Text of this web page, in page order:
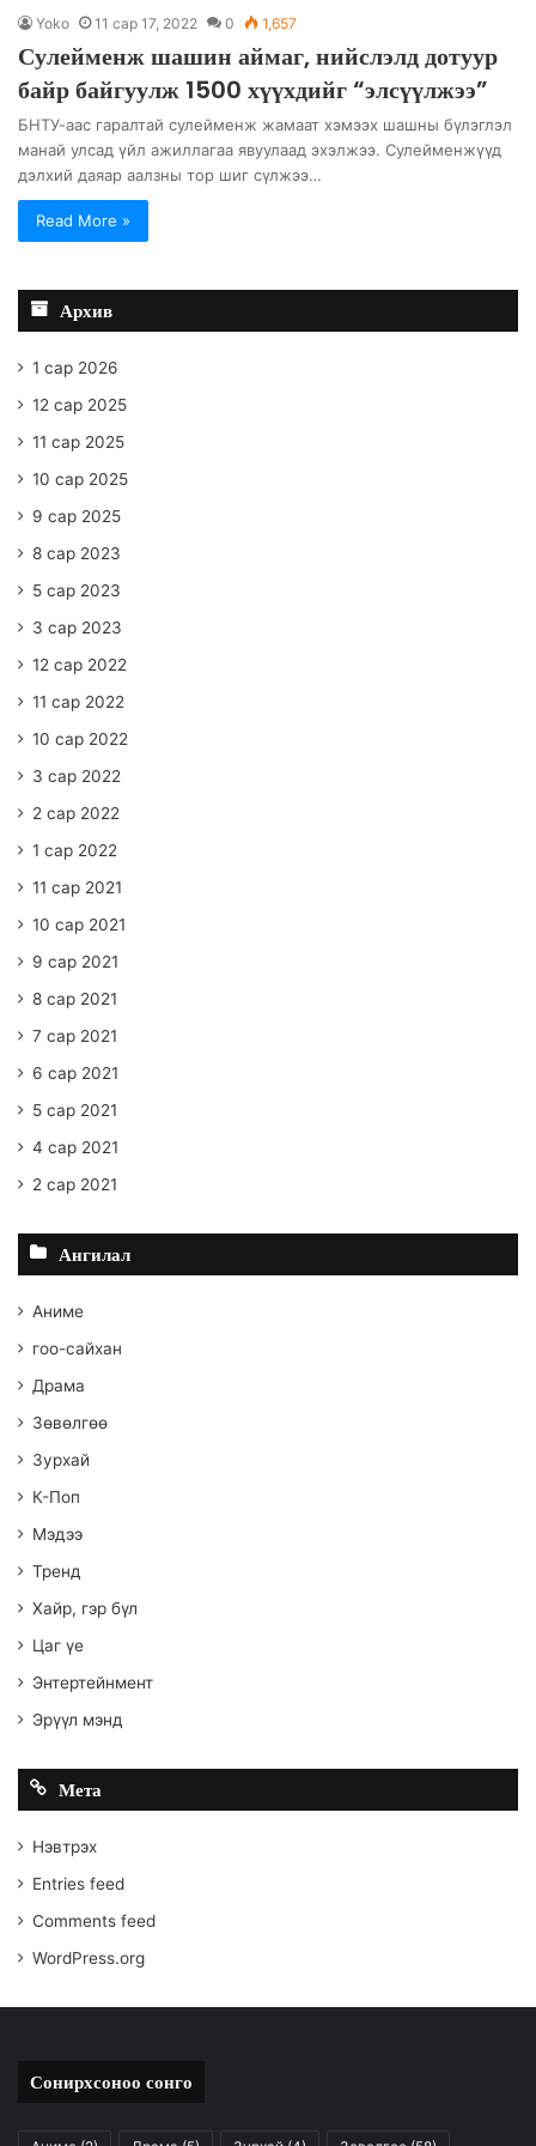
Yoko 11 сар 17, 2022 0 1,657
Сулейменж шашин аймаг, нийслэлд дотуур
байр байгуулж 1500 хүүхдийг “элсүүлжээ”
БНТУ-аас гаралтай сулейменж жамаат хэмээх шашны бүлэглэл
манай улсад үйл ажиллагаа явуулаад эхэлжээ. Сулейменжүүд
дэлхий даяар аалзны тор шиг сүлжээ…
Read More »
Архив
1 сар 2026
12 сар 2025
11 сар 2025
10 сар 2025
9 сар 2025
8 сар 2023
5 сар 2023
3 сар 2023
12 сар 2022
11 сар 2022
10 сар 2022
3 сар 2022
2 сар 2022
1 сар 2022
11 сар 2021
10 сар 2021
9 сар 2021
8 сар 2021
7 сар 2021
6 сар 2021
5 сар 2021
4 сар 2021
2 сар 2021
Ангилал
Аниме
гоо-сайхан
Драма
Зөвөлгөө
Зурхай
К-Поп
Мэдээ
Тренд
Хайр, гэр бүл
Цаг үе
Энтертейнмент
Эрүүл мэнд
Мета
Нэвтрэх
Entries feed
Comments feed
WordPress.org
Сонирхсоноо сонго